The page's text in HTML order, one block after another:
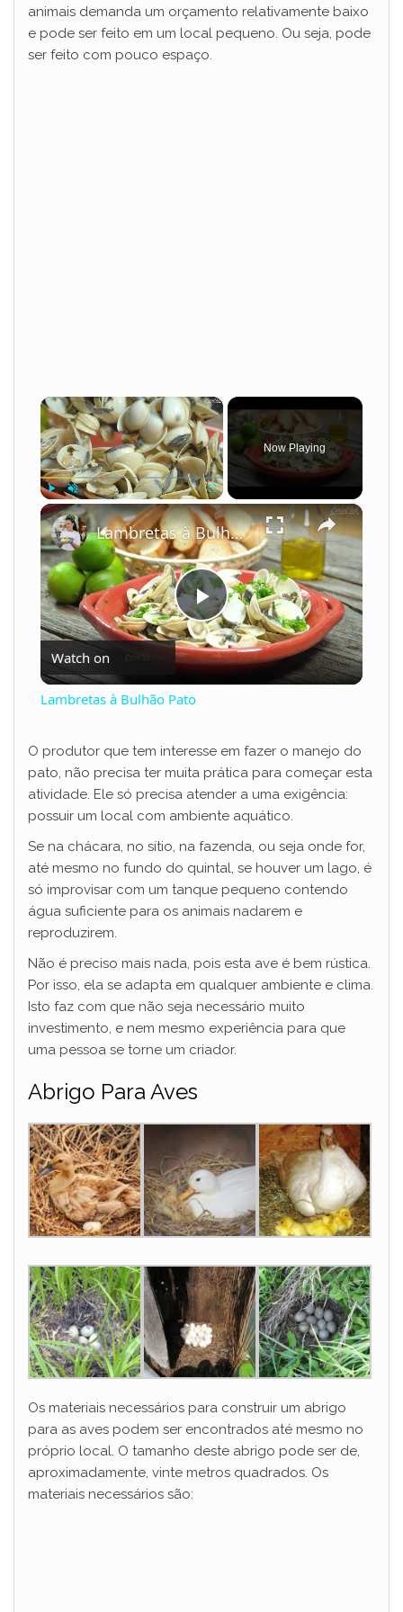
animais demanda um orçamento relativamente baixo
e pode ser feito em um local pequeno. Ou seja, pode
ser feito com pouco espaço.
×
Play Unmute Fullscreen
Now Playing
×
P
l
y
V
i
e
o
Lambretas à Bulhão Pato
Watch on
Lambretas à Bulhão Pato
O produtor que tem interesse em fazer o manejo do
pato, não precisa ter muita prática para começar esta
atividade. Ele só precisa atender a uma exigência:
possuir um local com ambiente aquático.
Se na chácara, no sítio, na fazenda, ou seja onde for,
até mesmo no fundo do quintal, se houver um lago, é
só improvisar com um tanque pequeno contendo
água suficiente para os animais nadarem e
reproduzirem.
Não é preciso mais nada, pois esta ave é bem rústica.
Por isso, ela se adapta em qualquer ambiente e clima.
Isto faz com que não seja necessário muito
investimento, e nem mesmo experiência para que
uma pessoa se torne um criador.
Abrigo Para Aves
Os materiais necessários para construir um abrigo
para as aves podem ser encontrados até mesmo no
próprio local. O tamanho deste abrigo pode ser de,
aproximadamente, vinte metros quadrados. Os
materiais necessários são: